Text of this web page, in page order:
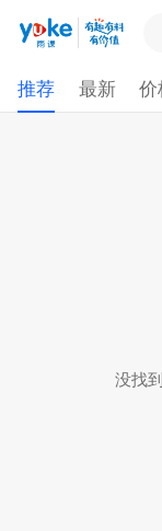
推荐 最新 价
没找